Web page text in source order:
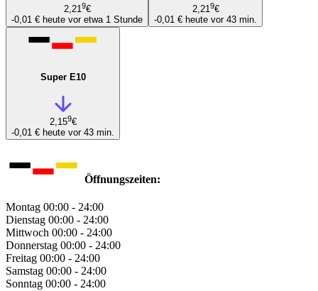
2,219€
-0,01 € heute vor etwa 1 Stunde
2,219€
-0,01 € heute vor 43 min.
Super E10
2,159€
-0,01 € heute vor 43 min.
Öffnungszeiten:
Montag 00:00 - 24:00
Dienstag 00:00 - 24:00
Mittwoch 00:00 - 24:00
Donnerstag 00:00 - 24:00
Freitag 00:00 - 24:00
Samstag 00:00 - 24:00
Sonntag 00:00 - 24:00